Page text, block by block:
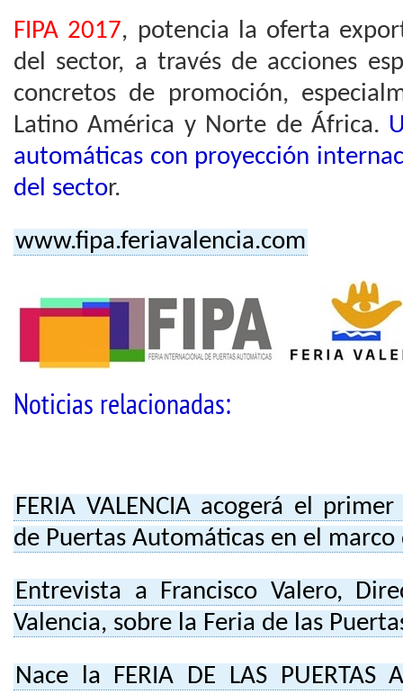
FIPA 2017, potencia la oferta
del sector, a través de acciones
concretos de promoción,
Latino América y Norte de África.
automáticas con proyección
del sector.
www.fipa.feriavalencia.com
Noticias relacionadas:
FERIA VALENCIA acogerá el
de Puertas Automáticas en el marco
Entrevista a Francisco Valero,
Valencia, sobre la Feria de las
Nace la FERIA DE LAS PUERTAS